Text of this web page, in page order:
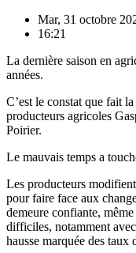
Mar, 31 octobre
16:21
La dernière saison en
années.
C’est le constat que fait
producteurs agricoles
Poirier.
Le mauvais temps a
Les producteurs
pour faire face aux
demeure confiante,
difficiles, notamment
hausse marquée des taux